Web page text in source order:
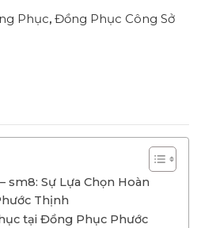
Phục, Đồng Phục Công Sở
sm8: Sự Lựa Chọn Hoàn
Thịnh
tại Đồng Phục Phước